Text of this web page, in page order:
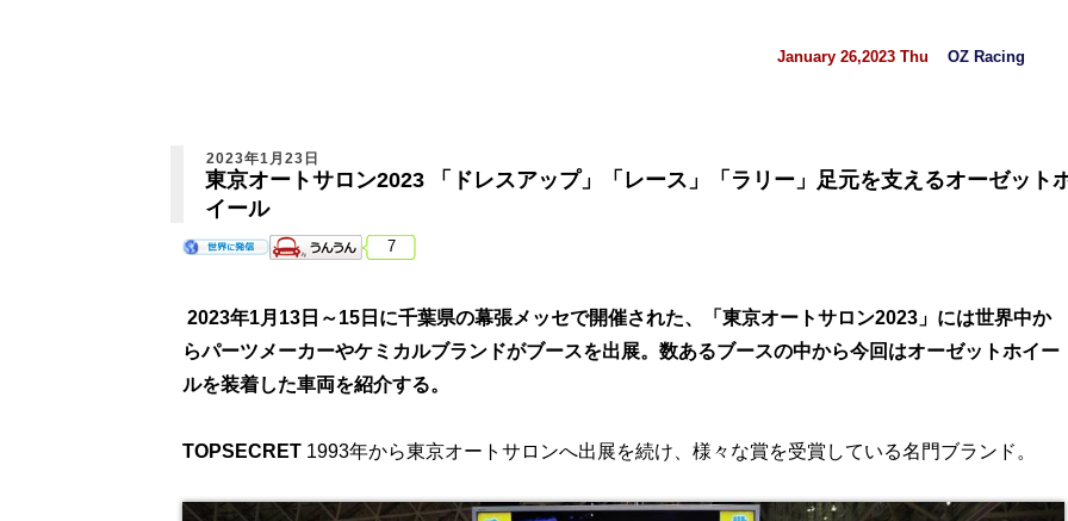
January 26,2023 Thu OZ Racing
2023年1月23日
東京オートサロン2023 「ドレスアップ」「レース」「ラリー」足元を支えるオーゼット
イール
7
2023年1月13日～15日に千葉県の幕張メッセで開催された、「東京オートサロン2023」には世界中か
らパーツメーカーやケミカルブランドがブースを出展。数あるブースの中から今回はオーゼットホイー
ルを装着した車両を紹介する。
TOPSECRET 1993年から東京オートサロンへ出展を続け、様々な賞を受賞している名門ブランド。